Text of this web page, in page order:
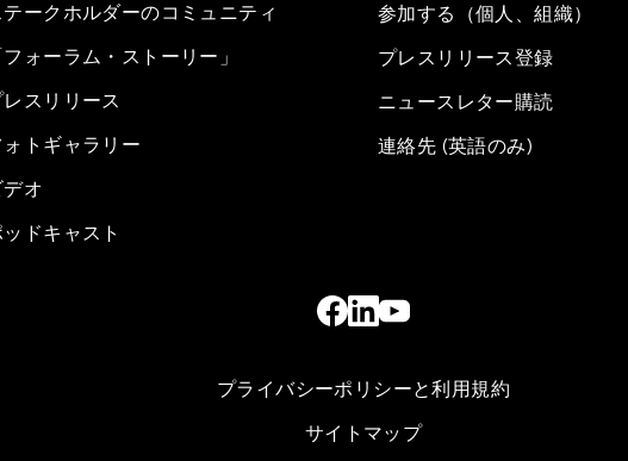
テークホルダーのコミュニティ
フォーラム・ストーリー」
レスリリース
ォトギャラリー
デオ
ドキャスト
参加する（個人、組織）
プレスリリース登録
ニュースレター購読
連絡先 (英語のみ)
プライバシーポリシーと利用規約
サイトマップ